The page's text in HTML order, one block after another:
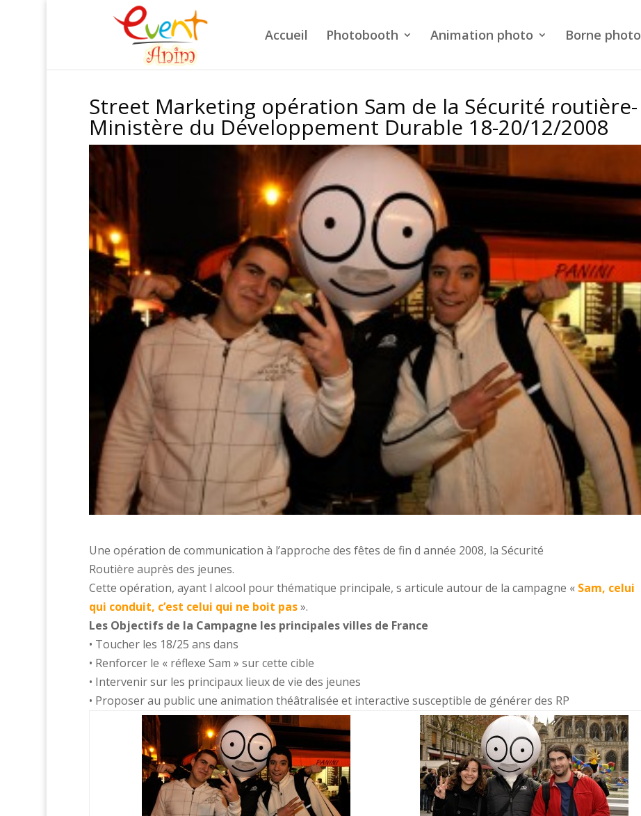
Accueil Photobooth Animation photo Borne photo
Street Marketing opération Sam de la Sécurité routière-
Ministère du Développement Durable 18-20/12/2008
Une opération de communication à l’approche des fêtes de fin d année 2008, la Sécurité
Routière auprès des jeunes.
Cette opération, ayant l alcool pour thématique principale, s articule autour de la campagne « Sam, celui
qui conduit, c’est celui qui ne boit pas».
Les Objectifs de la Campagne les principales villes de France
• Toucher les 18/25 ans dans
• Renforcer le « réflexe Sam » sur cette cible
• Intervenir sur les principaux lieux de vie des jeunes
• Proposer au public une animation théâtralisée et interactive susceptible de générer des RP